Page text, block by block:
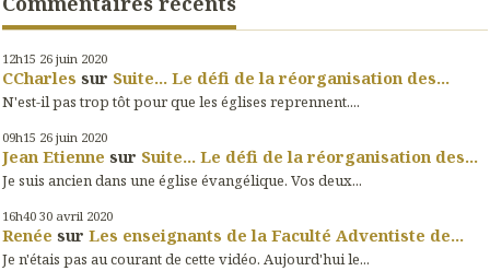
12h15 26 juin 2020
CCharles sur Suite... Le défi de la réorganisation des...
N'est-il pas trop tôt pour que les églises reprennent....
09h15 26 juin 2020
Jean Etienne sur Suite... Le défi de la réorganisation des...
Je suis ancien dans une église évangélique. Vos deux...
16h40 30 avril 2020
Renée sur Les enseignants de la Faculté Adventiste de...
Je n'étais pas au courant de cette vidéo. Aujourd'hui le...